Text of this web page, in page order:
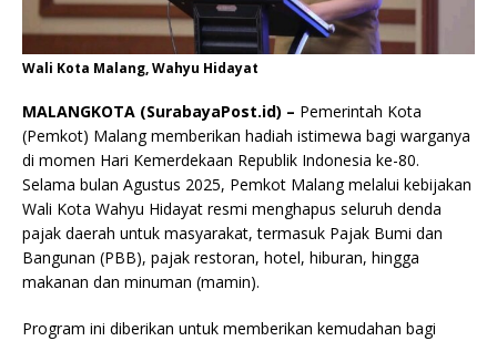
Wali Kota Malang, Wahyu Hidayat
MALANGKOTA (SurabayaPost.id) – Pemerintah Kota
(Pemkot) Malang memberikan hadiah istimewa bagi warganya
di momen Hari Kemerdekaan Republik Indonesia ke-80.
Selama bulan Agustus 2025, Pemkot Malang melalui kebijakan
Wali Kota Wahyu Hidayat resmi menghapus seluruh denda
pajak daerah untuk masyarakat, termasuk Pajak Bumi dan
Bangunan (PBB), pajak restoran, hotel, hiburan, hingga
makanan dan minuman (mamin).
Program ini diberikan untuk memberikan kemudahan bagi